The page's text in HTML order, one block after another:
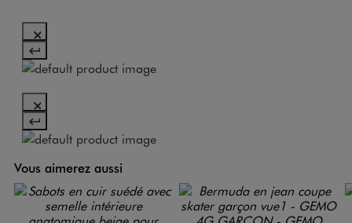
Vous aimerez aussi